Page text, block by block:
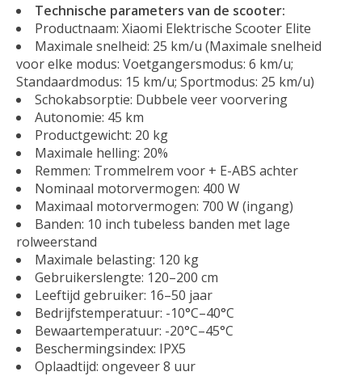
Technische parameters van de scooter:
Productnaam: Xiaomi Elektrische Scooter Elite
Maximale snelheid: 25 km/u (Maximale snelheid
voor elke modus: Voetgangersmodus: 6 km/u;
Standaardmodus: 15 km/u; Sportmodus: 25 km/u)
Schokabsorptie: Dubbele veer voorvering
Autonomie: 45 km
Productgewicht: 20 kg
Maximale helling: 20%
Remmen: Trommelrem voor + E-ABS achter
Nominaal motorvermogen: 400 W
Maximaal motorvermogen: 700 W (ingang)
Banden: 10 inch tubeless banden met lage
rolweerstand
Maximale belasting: 120 kg
Gebruikerslengte: 120–200 cm
Leeftijd gebruiker: 16–50 jaar
Bedrijfstemperatuur: -10°C–40°C
Bewaartemperatuur: -20°C–45°C
Beschermingsindex: IPX5
Oplaadtijd: ongeveer 8 uur